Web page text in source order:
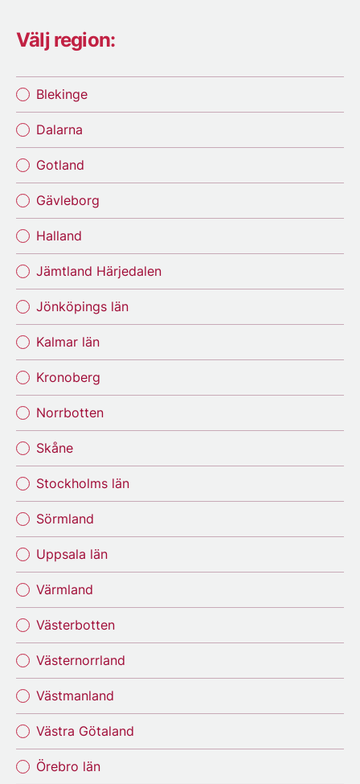
Välj region:
Blekinge
Dalarna
Gotland
Gävleborg
Halland
Jämtland Härjedalen
Jönköpings län
Kalmar län
Kronoberg
Norrbotten
Skåne
Stockholms län
Sörmland
Uppsala län
Värmland
Västerbotten
Västernorrland
Västmanland
Västra Götaland
Örebro län